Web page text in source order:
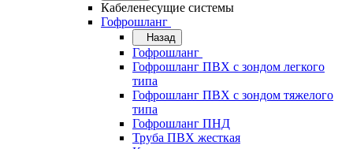
Кабеленесущие системы
Гофрошланг
Назад
Гофрошланг
Гофрошланг ПВХ с зондом легкого
типа
Гофрошланг ПВХ с зондом тяжелого
типа
Гофрошланг ПНД
Труба ПВХ жесткая